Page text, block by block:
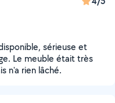
sérieuse et
Le meuble était très
n'a rien lâché.